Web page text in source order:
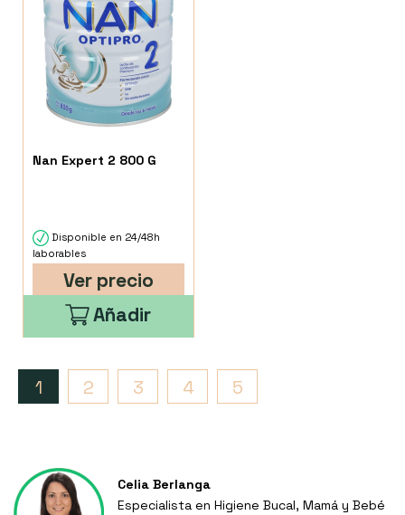
Nan Expert 2 800 G
Disponible en 24/48h
laborables
Ver precio
Añadir
1 2 3 4 5
Celia Berlanga
Especialista en Higiene Bucal, Mamá y Bebé